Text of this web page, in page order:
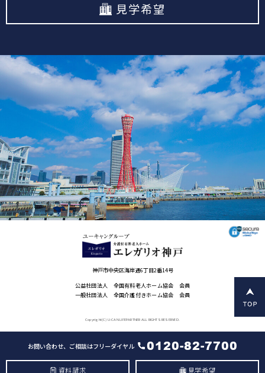
見学希望
神戸市中央区海岸通6丁目2番14号
お問い合わせ、ご相談はフリーダイヤル 0120-82-7700
資料請求 見学希望
公益社団法人 全国有料老人ホーム協会 会員
一般社団法人 全国介護付きホーム協会 会員
Copyright(C) U-CAN LIFEPARTNER ALL RIGHTS RESERVED.